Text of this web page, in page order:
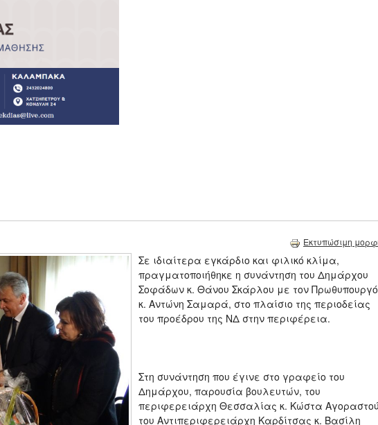
Εκτυπώσιμη
Σε ιδιαίτερα εγκάρδιο και φιλικό κλίμα,
πραγματοποιήθηκε η συνάντηση του Δημάρχου
Σοφάδων κ. Θάνου Σκάρλου με τον Πρωθυπουργό
κ. Αντώνη Σαμαρά, στο πλαίσιο της περιοδείας
του προέδρου της ΝΔ στην περιφέρεια.
Στη συνάντηση που έγινε στο γραφείο του
Δημάρχου, παρουσία βουλευτών, του
περιφερειάρχη Θεσσαλίας κ. Κώστα
του Αντιπεριφερειάρχη Καρδίτσας κ. Βασίλη